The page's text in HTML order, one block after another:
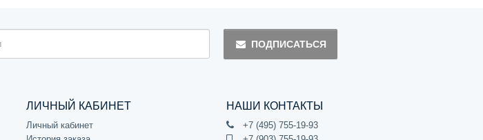
ПОДПИСАТЬСЯ
ЛИЧНЫЙ КАБИНЕТ
Личный кабинет
НАШИ КОНТАКТЫ
+7 (495) 755-19-93